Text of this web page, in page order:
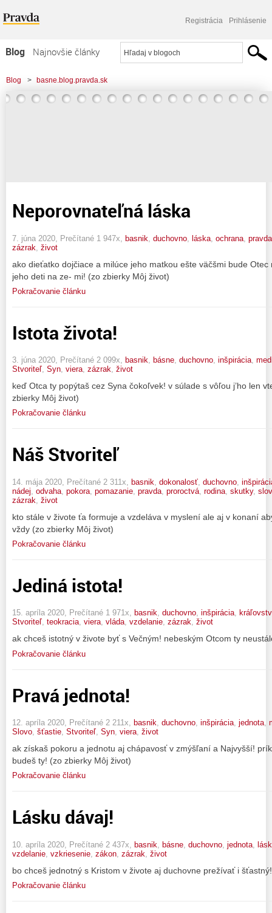
Registrácia Prihlásenie
Blog
Najnovšie články
Najčítanejšie články
Najkomentovanejšie články
Blog > basne.blog.pravda.sk
Neporovnateľná láska
7. júna 2020, Prečítané 1 947x, basnik duchovno láska ochrana pravda
zázrak život
ako dieťatko dojčiace a milúce jeho matkou ešte väčšmi bude
jeho deti na ze- mi! (zo zbierky Môj život)
Pokračovanie článku
Istota života!
3. júna 2020, Prečítané 2 099x, basnik, básne, duchovno, inšpirácia,
Stvoriteľ, Syn, viera, zázrak, život
keď Otca ty popýtaš cez Syna čokoľvek! v súlade s vôľou j’ho len
zbierky Môj život)
Pokračovanie článku
Náš Stvoriteľ
14. mája 2020, Prečítané 2 311x, basnik dokonalosť duchovno
nádej odvaha pokora pomazanie pravda proroctvá rodina skutky,
zázrak život
kto stále v živote ťa formuje a vzdeláva v myslení ale aj v konaní
vždy (zo zbierky Môj život)
Pokračovanie článku
Jediná istota!
15. apríla 2020, Prečítané 1 971x, basnik, duchovno, inšpirácia,
Stvoriteľ, teokracia, viera, vláda, vzdelanie, zázrak, život
ak chceš istotný v živote byť s Večným! nebeským Otcom ty
Pokračovanie článku
Pravá jednota!
12. apríla 2020, Prečítané 2 211x, basnik, duchovno, inšpirácia, jednota,
Slovo, šťastie, Stvoriteľ, Syn, viera, život
ak získaš pokoru a jednotu aj chápavosť v zmýšľaní a Najvyšší!
budeš ty! (zo zbierky Môj život)
Pokračovanie článku
Lásku dávaj!
10. apríla 2020, Prečítané 2 437x, basnik básne duchovno jednota
vzdelanie vzkriesenie zákon zázrak život
bo chceš jednotný s Kristom v živote aj duchovne prežívať i
Pokračovanie článku